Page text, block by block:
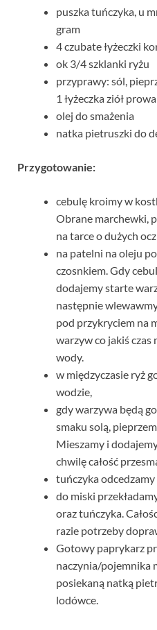
puszka tuńczyka, u
gram
4 czubate łyżeczki
ok 3/4 szklanki ryżu
przyprawy: sól,
1 łyżeczka ziół
olej do smażenia
natka pietruszki do
Przygotowanie:
cebulę kroimy w
Obrane marchewki,
na tarce o dużych
na patelni na oleju
czosnkiem. Gdy
dodajemy starte
następnie
pod przykryciem na
warzyw co jakiś czas
wody.
w międzyczasie ryż
wodzie,
gdy warzywa będą
smaku solą,
Mieszamy i
chwilę całość
tuńczyka
do miski
oraz tuńczyka.
razie potrzeby
Gotowy paprykarz
naczynia/pojemnika
posiekaną natką
lodówce.